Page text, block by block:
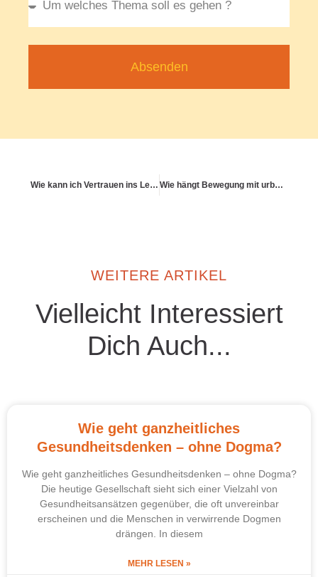
Absenden
Wie kann ich Vertrauen ins Leben (zurück)gewinnen? Wie hängt Bewegung mit urbaner Infrastruktur zusammen?
WEITERE ARTIKEL
Vielleicht Interessiert
Dich Auch...
Wie geht ganzheitliches
Gesundheitsdenken – ohne Dogma?
Wie geht ganzheitliches Gesundheitsdenken – ohne Dogma?
Die heutige Gesellschaft sieht sich einer Vielzahl von
Gesundheitsansätzen gegenüber, die oft unvereinbar
erscheinen und die Menschen in verwirrende Dogmen
drängen. In diesem
MEHR LESEN »